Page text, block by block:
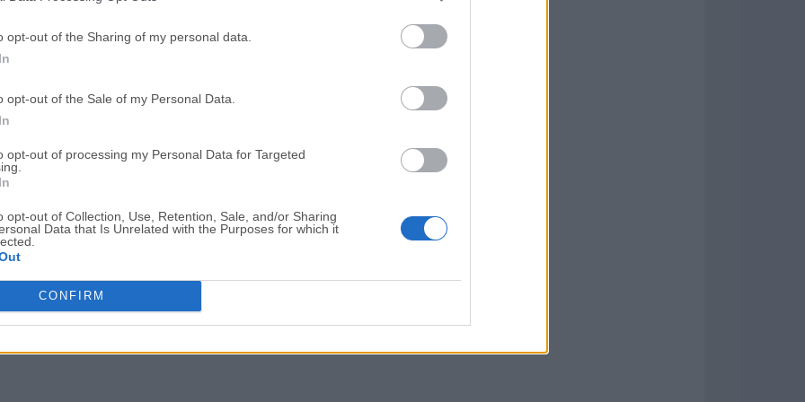
opt-out of the Sharing of my personal data.
opt-out of the Sale of my Personal Data.
opt-out of processing my Personal Data for Targeted
opt-out of Collection, Use, Retention, Sale, and/or Sharing
Data that Is Unrelated with the Purposes for which it
CONFIRM
OKX - Buy Bitcoin or Ethereum
Adobe Acrobat Pro 2026.001.21771
Malwarebytes 5.25.2 TradingView - Track All Markets
CleanMyMac X 5.2.10 AdGuard VPN for Mac 2.9.0
Software más Populares »